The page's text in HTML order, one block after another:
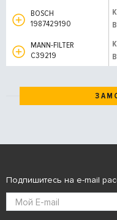
BOSCH
1987429190
MANN-FILTER
C39219
Подпишитесь на e-mail